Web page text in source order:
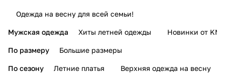
Одежда на весну для всей семьи!
Мужская одежда Хиты летней одежды Новинки от KMI
По размеру Большие размеры
По сезону Летние платья Верхняя одежда на весну